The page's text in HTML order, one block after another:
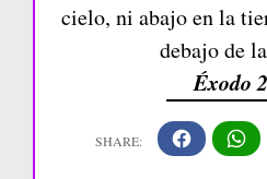
cielo, ni abajo en la
debajo de
Éxodo